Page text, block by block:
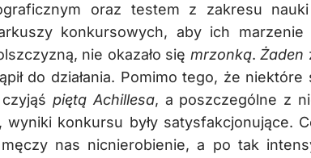
oraz testem z zakresu
konkursowych, aby ich
nie okazało się mrzonką.Żaden
do działania. Pomimo tego, że
piętą Achillesa, a poszczególne z
, wyniki konkursu były satysfakcjonujące.
nas nicnierobienie, a po tak